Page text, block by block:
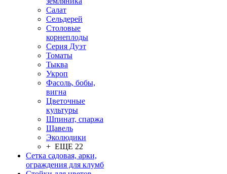
Салат
Сельдерей
Столовые
корнеплоды
Серия Дуэт
Томаты
Тыква
Укроп
Фасоль, бобы,
вигна
Цветочные
культуры
Шпинат, спаржа
Щавель
Эколюдики
+ ЕЩЕ 22
Сетка садовая, арки,
ограждения для клумб